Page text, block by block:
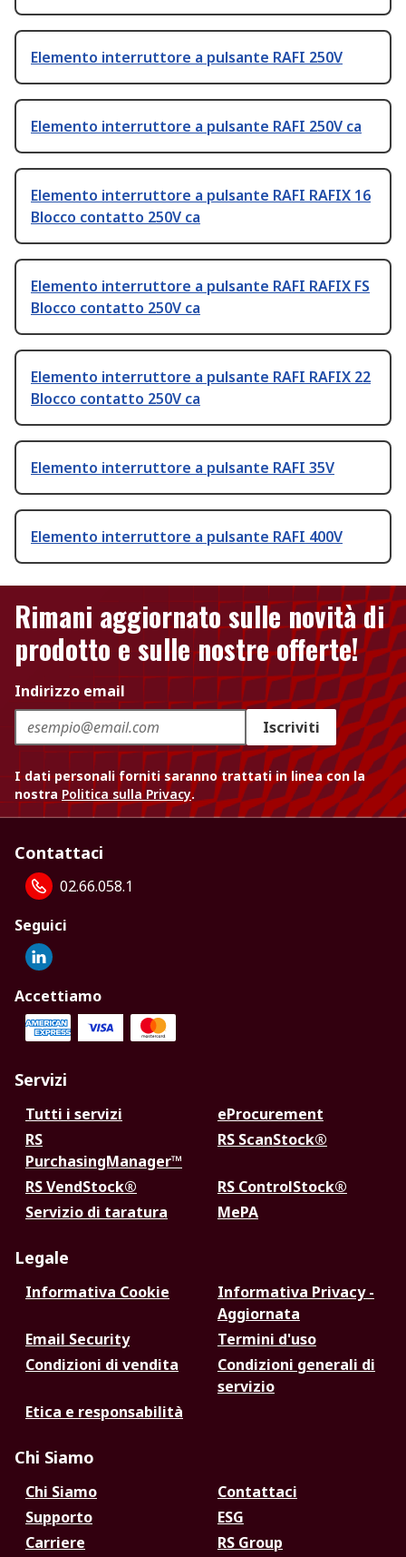
Elemento interruttore a pulsante RAFI 250V
Elemento interruttore a pulsante RAFI 250V ca
Elemento interruttore a pulsante RAFI RAFIX 16
Blocco contatto 250V ca
Elemento interruttore a pulsante RAFI RAFIX FS
Blocco contatto 250V ca
Elemento interruttore a pulsante RAFI RAFIX 22
Blocco contatto 250V ca
Elemento interruttore a pulsante RAFI 35V
Elemento interruttore a pulsante RAFI 400V
Rimani aggiornato sulle novità di
prodotto e sulle nostre offerte!
Indirizzo email
Iscriviti
I dati personali forniti saranno trattati in linea con la
nostra Politica sulla Privacy.
Contattaci
02.66.058.1
Seguici
Accettiamo
Servizi
Tutti i servizi
eProcurement
RS
PurchasingManager™
RS ScanStock®
RS VendStock®
RS ControlStock®
Servizio di taratura
MePA
Legale
Informativa Cookie
Informativa Privacy -
Aggiornata
Email Security
Termini d'uso
Condizioni di vendita
Condizioni generali di
servizio
Etica e responsabilità
Chi Siamo
Chi Siamo
Contattaci
Supporto
ESG
Carriere
RS Group